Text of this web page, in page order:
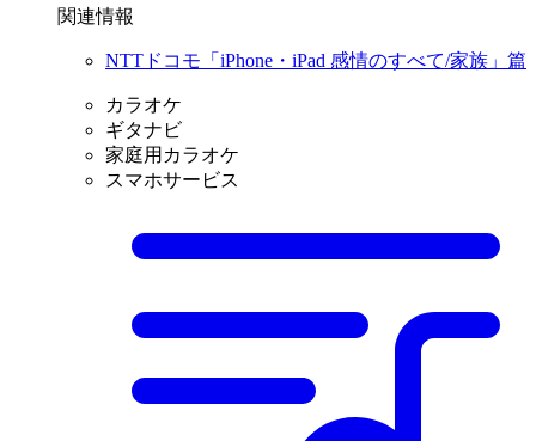
関連情報
NTTドコモ「iPhone・iPad 感情のすべて/家族」篇
カラオケ
ギタナビ
家庭用カラオケ
スマホサービス